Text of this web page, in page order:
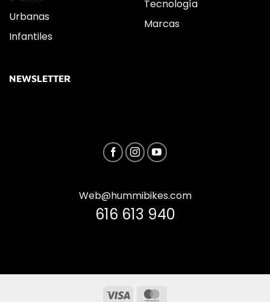
Urbanas
Infantiles
Tecnología
Marcas
NEWSLETTER
Web@hummibikes.com
616 613 940
Visa